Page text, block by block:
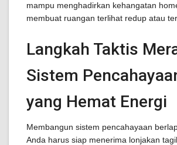
mampu menghadirkan kehangatan
membuat ruangan terlihat redup atau
Langkah Taktis
Sistem
yang Hemat Energi
Membangun sistem pencahayaan
Anda harus siap menerima lonjakan